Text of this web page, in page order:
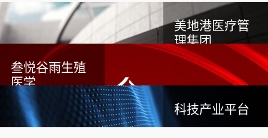
美地港医疗管
理集团
叁悦谷雨生殖
医学
科技产业平台